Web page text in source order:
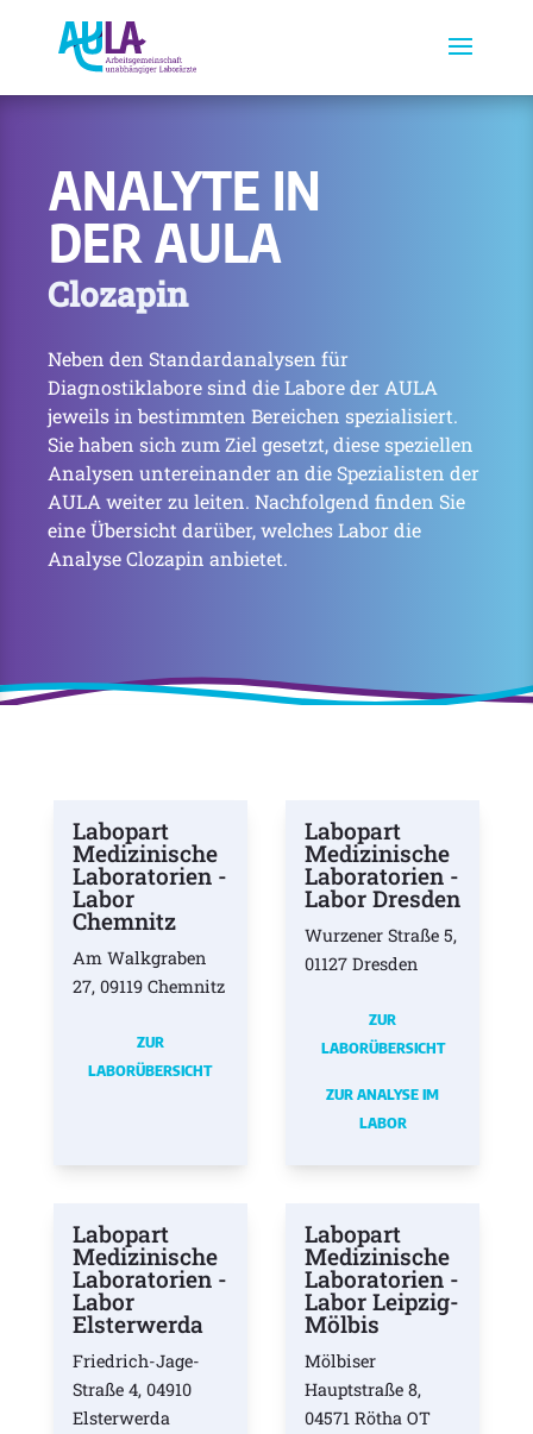
ANALYTE IN
DER AULA
Clozapin
Neben den Standardanalysen für
Diagnostiklabore sind die Labore der AULA
jeweils in bestimmten Bereichen spezialisiert.
Sie haben sich zum Ziel gesetzt, diese speziellen
Analysen untereinander an die Spezialisten der
AULA weiter zu leiten. Nachfolgend finden Sie
eine Übersicht darüber, welches Labor die
Analyse Clozapin anbietet.
Labopart
Medizinische
Laboratorien -
Labor
Chemnitz
Am Walkgraben
27, 09119 Chemnitz
ZUR
LABORÜBERSICHT
Labopart
Medizinische
Laboratorien -
Labor Dresden
Wurzener Straße 5,
01127 Dresden
ZUR
LABORÜBERSICHT
ZUR ANALYSE IM
LABOR
Labopart
Medizinische
Laboratorien -
Labor
Elsterwerda
Friedrich-Jage-
Straße 4, 04910
Elsterwerda
Labopart
Medizinische
Laboratorien -
Labor Leipzig-
Mölbis
Mölbiser
Hauptstraße 8,
04571 Rötha OT